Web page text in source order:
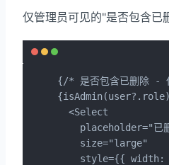
仅管理员可见的"是否包含已
{/* 是否包含已删除 -
  <Select
placeholder="已
    size="large"
style={{ width: